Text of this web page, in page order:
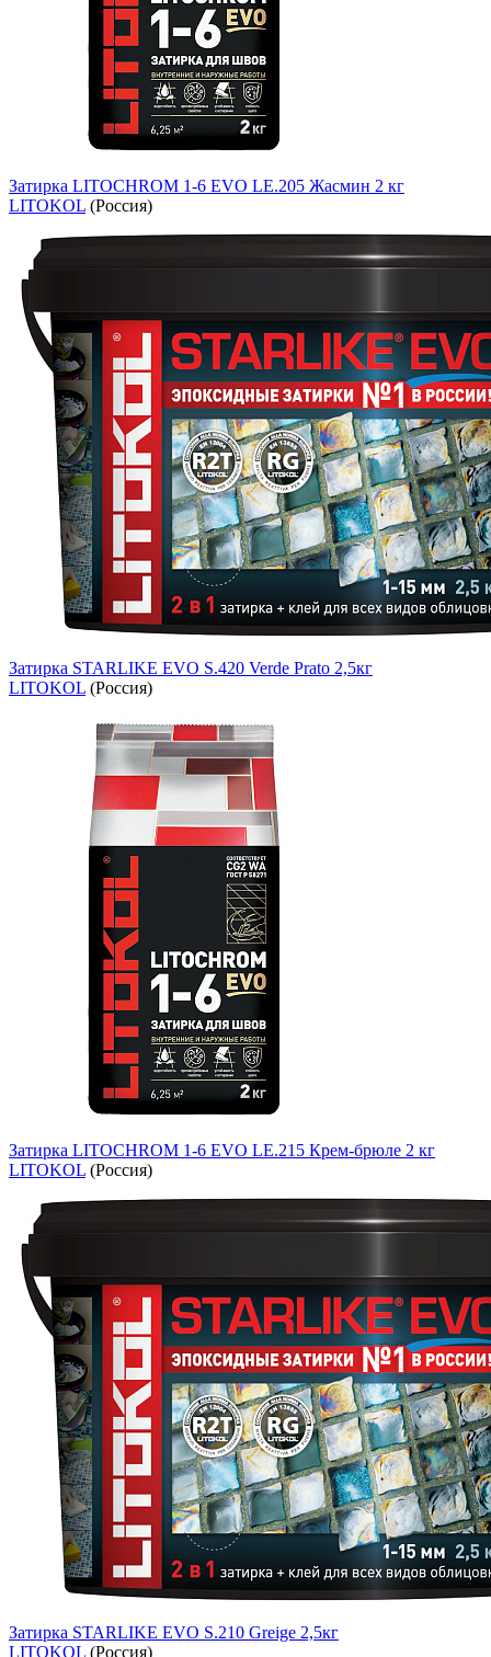
Затирка LITOCHROM 1-6 EVO LE.205 Жасмин 2 кг
LITOKOL (Россия)
Затирка STARLIKE EVO S.420 Verde Prato 2,5кг
LITOKOL (Россия)
Затирка LITOCHROM 1-6 EVO LE.215 Крем-брюле 2 кг
LITOKOL (Россия)
Затирка STARLIKE EVO S.210 Greige 2,5кг
LITOKOL (Россия)